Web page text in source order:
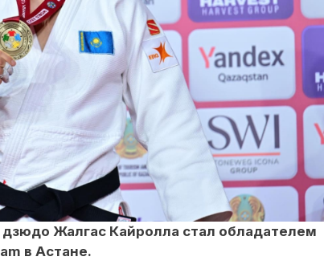
Жалгас Кайролла стал обладателем
в Астане.